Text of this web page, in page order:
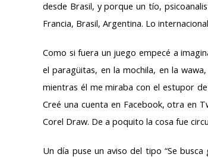
desde Brasil, y porque un tío,
Francia, Brasil, Argentina. Lo
Como si fuera un juego empecé a
el paragüitas, en la mochila, en la
mientras él me miraba con el estupor
Creé una cuenta en Facebook, otra en
Corel Draw. De a poquito la cosa fue
Un día puse un aviso del tipo “Se